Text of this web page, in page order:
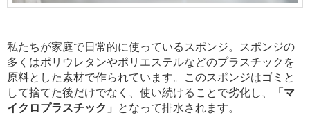
私たちが家庭で日常的に使っているスポンジ。スポンジの
多くはポリウレタンやポリエステルなどのプラスチックを
原料とした素材で作られています。このスポンジはゴミと
して捨てた後だけでなく、使い続けることで劣化し、
「マ
イクロプラスチック」 となって排水されます。